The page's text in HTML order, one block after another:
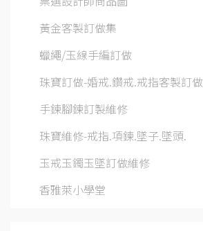
黃金客製訂做集
蠟繩/玉線手編訂做
珠寶訂做-婚戒.鑽戒.戒指客製訂做
手鍊腳鍊訂製維修
珠寶維修-戒指.項鍊.墜子.墜頭.
玉戒玉鐲玉墜訂做維修
香雅萊小學堂